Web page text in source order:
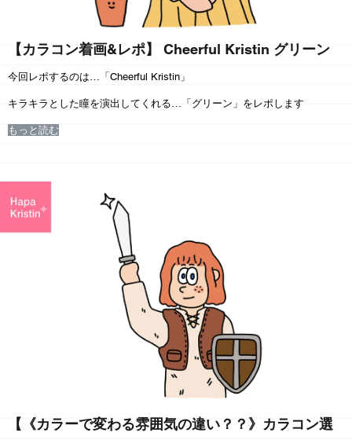
【カラコン着画&レポ】 Cheerful Kristin グリーン
今回レポするのは… 「Cheerful Kristin 」
キラキラとした瞳を演出してくれる… 「グリーン」 をレポします
もっと読む
【《カラーで変わる雰囲気の違い？？》カラコン選